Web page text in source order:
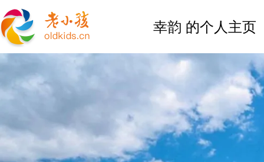
幸韵 的个人主页